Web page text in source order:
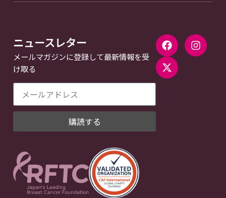
ニュースレター
メールマガジンに登録して最新情報を受
け取る
購読する